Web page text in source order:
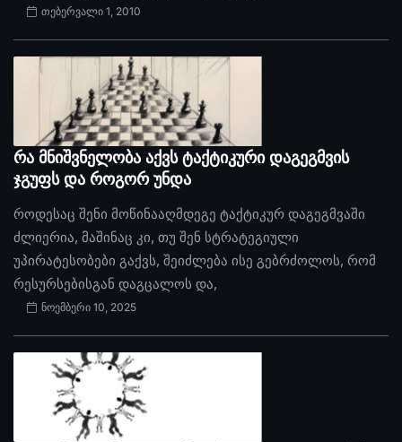
თებერვალი 1, 2010
რა მნიშვნელობა აქვს ტაქტიკური დაგეგმვის
ჯგუფს და როგორ უნდა
როდესაც შენი მოწინააღმდეგე ტაქტიკურ დაგეგმვაში
ძლიერია, მაშინაც კი, თუ შენ სტრატეგიული
უპირატესობები გაქვს, შეიძლება ისე გებრძოლოს, რომ
რესურსებისგან დაგცალოს და,
ნოემბერი 10, 2025